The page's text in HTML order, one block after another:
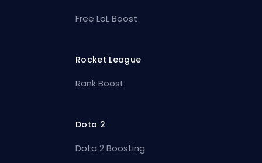
Free LoL Boost
Rocket League
Rank Boost
Dota 2
Dota 2 Boosting